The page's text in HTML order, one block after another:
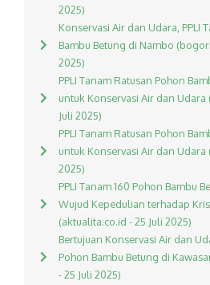
2025)
Konservasi Air dan Udara, PPLI
Bambu Betung di Nambo
2025)
PPLI Tanam Ratusan Pohon
untuk Konservasi Air dan
Juli 2025)
PPLI Tanam Ratusan Pohon
untuk Konservasi Air dan Udara
2025)
PPLI Tanam 160 Pohon Bambu
Wujud Kepedulian terhadap
(aktualita.co.id - 25 Juli 2025)
Bertujuan Konservasi Air dan
Pohon Bambu Betung di
- 25 Juli 2025)